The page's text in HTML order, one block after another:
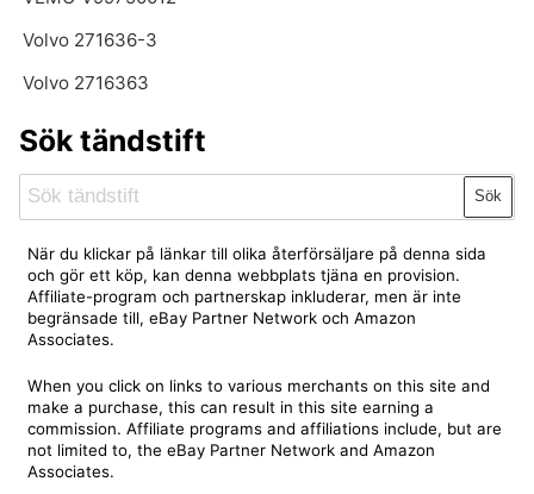
Volvo 271636-3
Volvo 2716363
Sök tändstift
Sök
När du klickar på länkar till olika återförsäljare på denna sida
och gör ett köp, kan denna webbplats tjäna en provision.
Affiliate-program och partnerskap inkluderar, men är inte
begränsade till, eBay Partner Network och Amazon
Associates.
When you click on links to various merchants on this site and
make a purchase, this can result in this site earning a
commission. Affiliate programs and affiliations include, but are
not limited to, the eBay Partner Network and Amazon
Associates.